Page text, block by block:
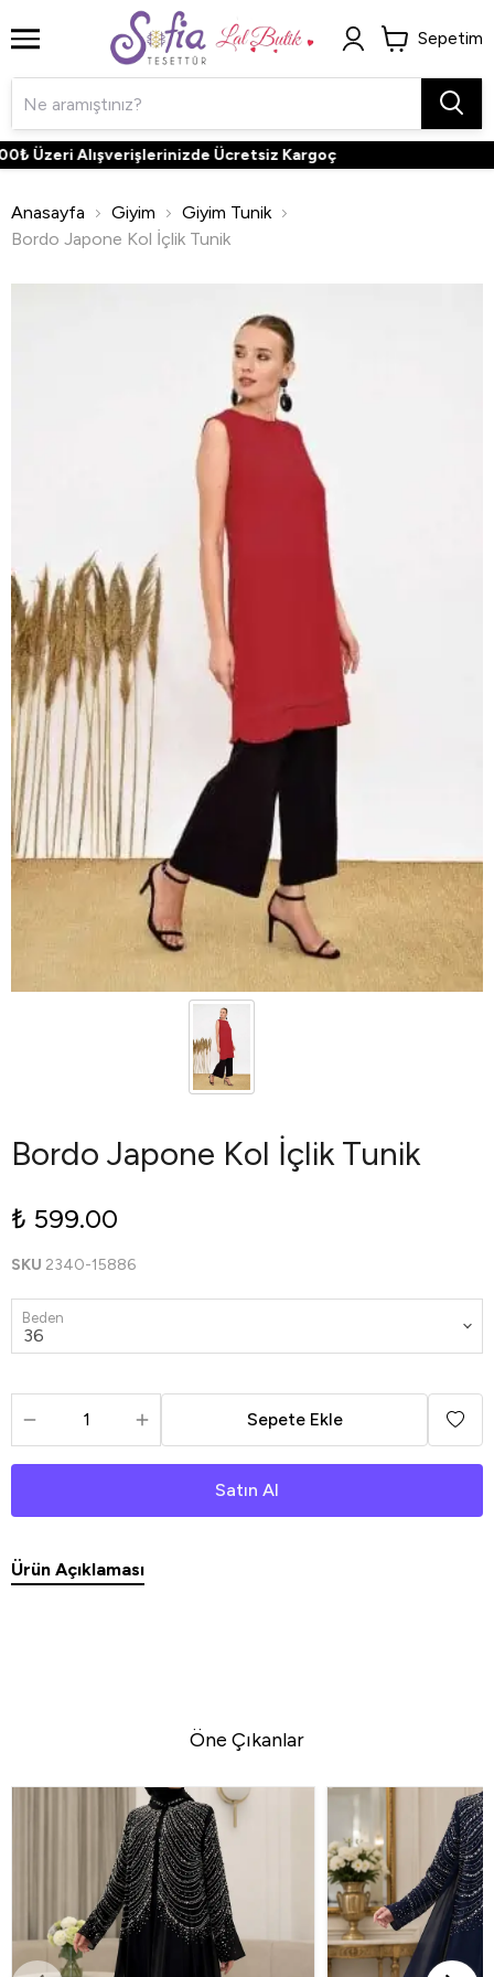
Sepetim
Üzeri Alışverişlerinizde Ücretsiz Kargoç
Anasayfa Giyim
Giyim Tunik
Bordo Japone Kol İçlik Tunik
Bordo Japone Kol İçlik Tunik
₺ 599.00
SKU 2340-15886
Beden
Sepete Ekle
Satın Al
Ürün Açıklaması
Öne Çıkanlar